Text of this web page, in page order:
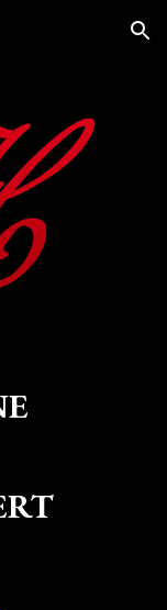
Skip to navigation